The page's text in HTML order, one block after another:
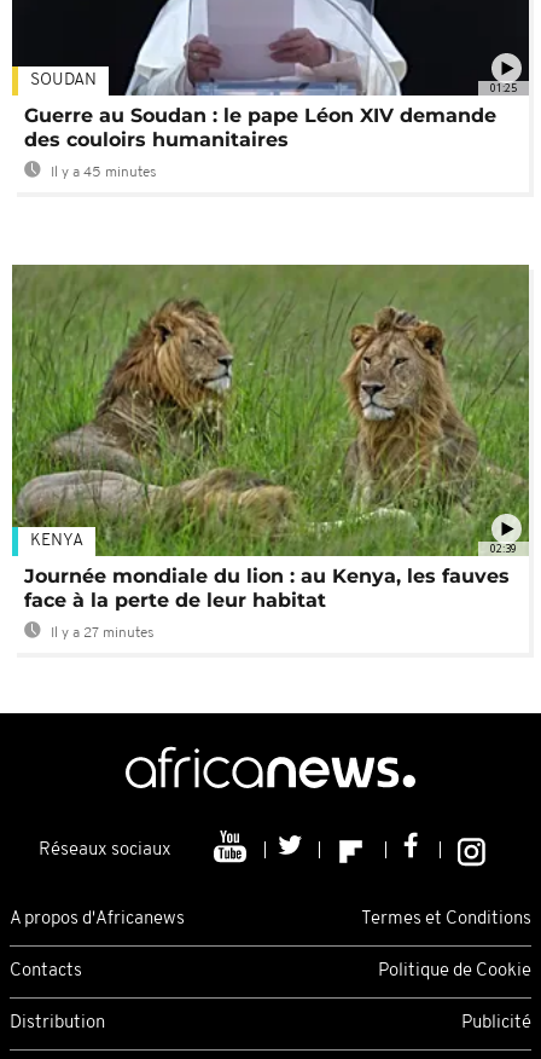
01:25
SOUDAN
Guerre au Soudan : le pape Léon XIV demande
des couloirs humanitaires
Il y a 45 minutes
02:39
KENYA
Journée mondiale du lion : au Kenya, les fauves
face à la perte de leur habitat
Il y a 27 minutes
Réseaux sociaux
A propos d'Africanews Termes et Conditions
Contacts Politique de Cookie
Distribution Publicité